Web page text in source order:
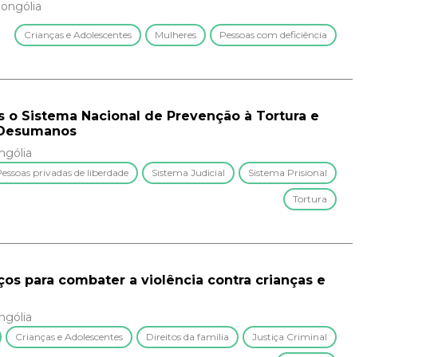
Crianças e Adolescentes Mulheres Pessoas com deficiência
o Sistema Nacional de Prevenção à Tortura e
privadas de liberdade Sistema Judicial Sistema Prisional
Tortura
para combater a violência contra crianças e
Crianças e Adolescentes Direitos da família Justiça Criminal